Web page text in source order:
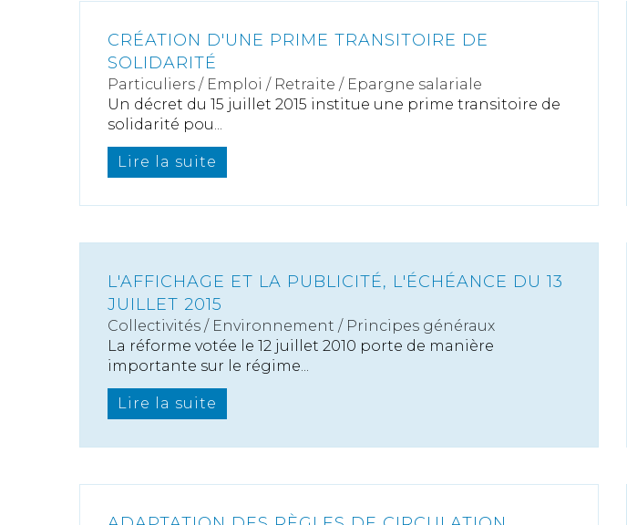
CRÉATION D'UNE PRIME TRANSITOIRE DE
SOLIDARITÉ
Particuliers / Emploi / Retraite / Epargne salariale
Un décret du 15 juillet 2015 institue une prime transitoire de
solidarité pou...
Lire la suite
L'AFFICHAGE ET LA PUBLICITÉ, L'ÉCHÉANCE DU 13
JUILLET 2015
Collectivités / Environnement / Principes généraux
La réforme votée le 12 juillet 2010 porte de manière
importante sur le régime...
Lire la suite